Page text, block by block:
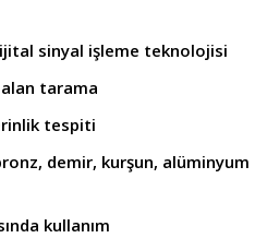
sinyal işleme teknolojisi
tarama
tespiti
demir, kurşun, alüminyum
kullanım